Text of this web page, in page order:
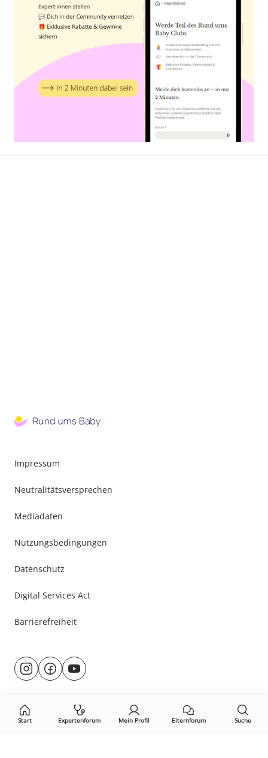
Start Expertenforum Mein Profil Elternforum Suche
Impressum
Neutralitätsversprechen
Mediadaten
Nutzungsbedingungen
Datenschutz
Digital Services Act
Barrierefreiheit
Besuche
uns@rund.ums.baby
facebook.com/rundumsbaby.de
youtube.com/@rundumsbaby_